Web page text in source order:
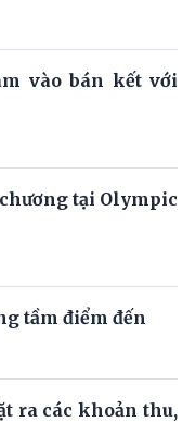
vào bán kết với
tại Olympic
tầm điểm đến
ra các khoản thu,